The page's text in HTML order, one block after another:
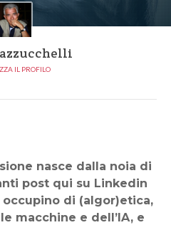
IL PROFILO
post qui su Linkedin
occupino di (algor)etica,
macchine e dell’IA, e